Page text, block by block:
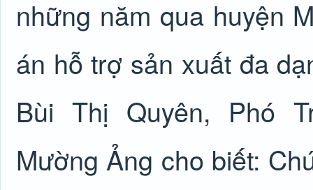
những năm qua huyện
án hỗ trợ sản xuất đa
Bùi Thị Quyên, Phó
Mường Ảng cho biết: